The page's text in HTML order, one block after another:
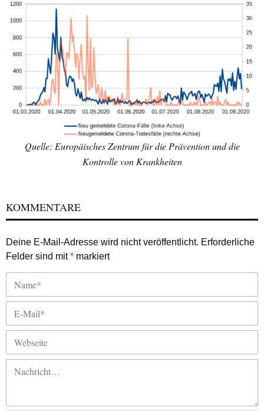
Quelle: Europäisches Zentrum für die Prävention und die
Kontrolle von Krankheiten
KOMMENTARE
Deine E-Mail-Adresse wird nicht veröffentlicht. Erforderliche
Felder sind mit* markiert